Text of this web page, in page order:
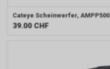
Cateye Scheinwerfer, AMPP500
39.00 CHF